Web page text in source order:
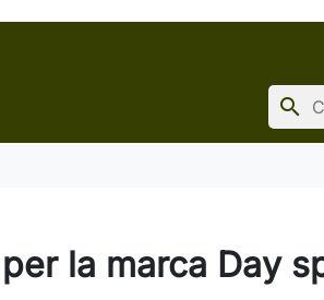
search
la marca Day